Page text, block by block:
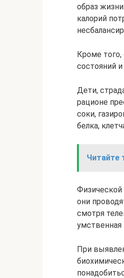
образ
калорий
Кроме
состояний и
Дети,
рационе
соки,
белка,
Читайте
они
смотря
умственная
При